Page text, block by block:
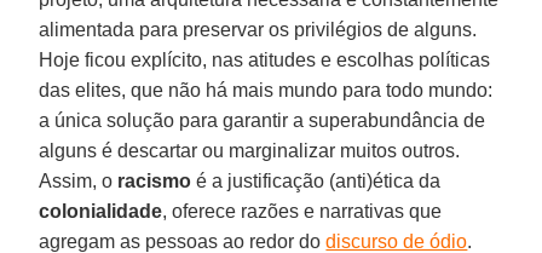
alimentada para preservar os privilégios de alguns.
Hoje ficou explícito, nas atitudes e escolhas políticas
das elites, que não há mais mundo para todo mundo:
a única solução para garantir a superabundância de
alguns é descartar ou marginalizar muitos outros.
Assim, o racismo é a justificação (anti)ética da
colonialidade, oferece razões e narrativas que
agregam as pessoas ao redor dodiscurso de ódio.